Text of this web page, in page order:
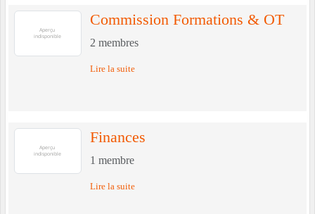
Commission Formations & OT
2 membres
Lire la suite
Finances
1 membre
Lire la suite